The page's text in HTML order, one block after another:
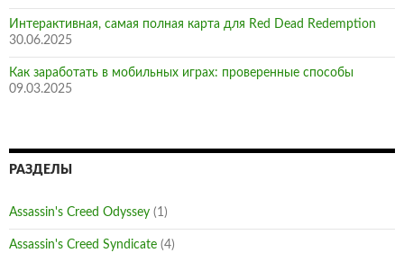
Интерактивная, самая полная карта для Red Dead Redemption
30.06.2025
Как заработать в мобильных играх: проверенные способы
09.03.2025
РАЗДЕЛЫ
Assassin's Creed Odyssey (1)
Assassin's Creed Syndicate (4)